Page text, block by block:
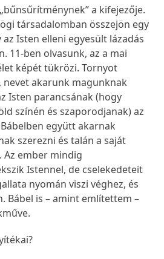
a kifejezője.
társadalomban összejön egy
Isten elleni egyesült lázadás
11-ben olvasunk, az a mai
képét tükrözi. Tornyot
akarunk magunknak
Isten parancsának (hogy
színén és szaporodjanak) az
együtt akarnak
szerezni és talán a saját
Az ember mindig
Istennel, de cselekedeteit
nyomán viszi véghez, és
Bábel is – amint említettem –